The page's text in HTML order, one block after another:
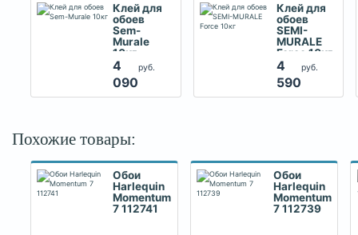
Клей для
обоев
Sem-
Murale
10кг
4
090
руб.
Клей для
обоев
SEMI-
MURALE
Force 10кг
4
590
руб.
Похожие товары:
Обои
Harlequin
Momentum
7 112741
Обои
Harlequin
Momentum
7 112739